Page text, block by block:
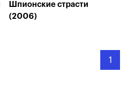
Шпионские страсти
(2006)
1